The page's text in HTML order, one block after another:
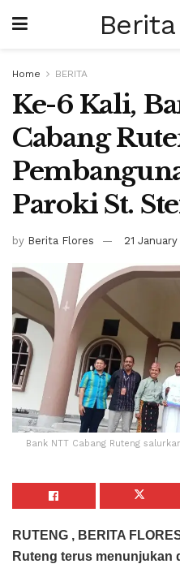
Home BERITA
Ke-6 Kali,
Cabang
Paroki St.
by Berita Flores 21
Bank NTT Cabang Ruteng
RUTENG , BERITA
Ruteng terus menunjukan